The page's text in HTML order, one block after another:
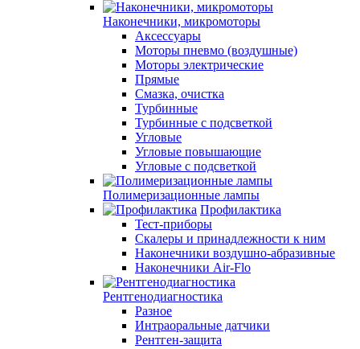
Наконечники, микромоторы
Аксессуары
Моторы пневмо (воздушные)
Моторы электрические
Прямые
Смазка, очистка
Турбинные
Турбинные с подсветкой
Угловые
Угловые повышающие
Угловые с подсветкой
Полимеризационные лампы
Профилактика
Тест-приборы
Скалеры и принадлежности к ним
Наконечники воздушно-абразивные
Наконечники Air-Flo
Рентгенодиагностика
Разное
Интраоральные датчики
Рентген-защита